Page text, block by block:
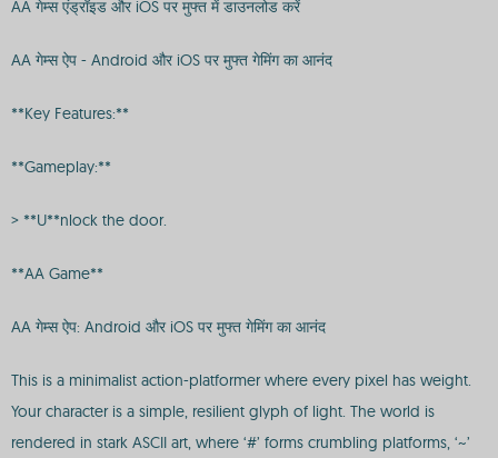
AA गेम्स एंड्रॉइड और iOS पर मुफ्त में डाउनलोड करें
AA गेम्स ऐप - Android और iOS पर मुफ्त गेमिंग का आनंद
**Key Features:**
**Gameplay:**
> **U**nlock the door.
**AA Game**
AA गेम्स ऐप: Android और iOS पर मुफ्त गेमिंग का आनंद
This is a minimalist action-platformer where every pixel has weight.
Your character is a simple, resilient glyph of light. The world is
rendered in stark ASCII art, where ‘#’ forms crumbling platforms, ‘~’